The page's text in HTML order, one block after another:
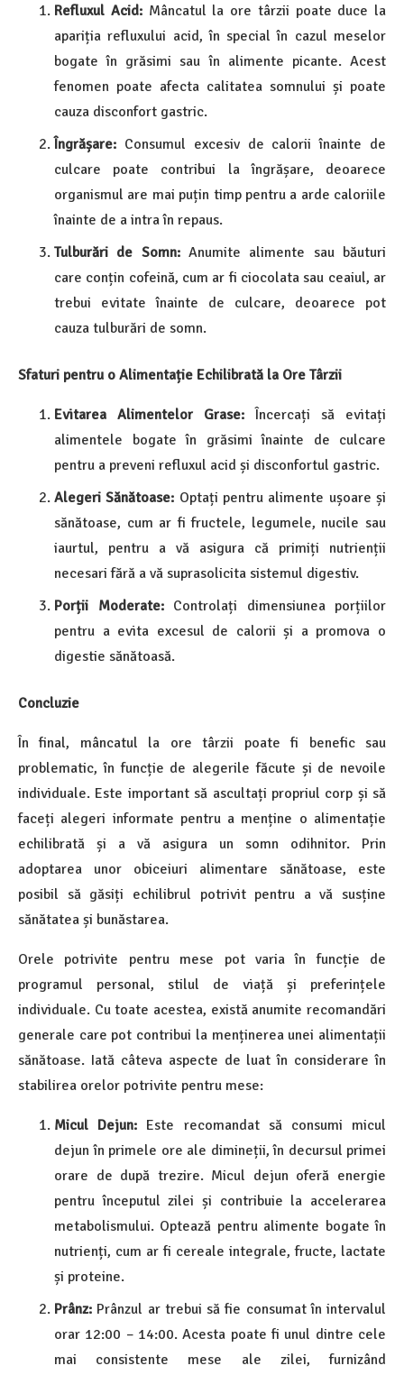
Refluxul Acid:Mâncatul la ore târzii poate duce la
apariția refluxului acid, în special în cazul meselor
bogate în grăsimi sau în alimente picante. Acest
fenomen poate afecta calitatea somnului și poate
cauza disconfort gastric.
Îngrășare: Consumul excesiv de calorii înainte de
culcare poate contribui la îngrășare, deoarece
organismul are mai puțin timp pentru a arde caloriile
înainte de a intra în repaus.
Tulburări de Somn:Anumite alimente sau băuturi
care conțin cofeină, cum ar fi ciocolata sau ceaiul, ar
trebui evitate înainte de culcare, deoarece pot
cauza tulburări de somn.
Sfaturi pentru o Alimentație Echilibrată la Ore Târzii
Evitarea Alimentelor Grase: Încercați să evitați
alimentele bogate în grăsimi înainte de culcare
pentru a preveni refluxul acid și disconfortul gastric.
Alegeri Sănătoase: Optați pentru alimente ușoare și
sănătoase, cum ar fi fructele, legumele, nucile sau
iaurtul, pentru a vă asigura că primiți nutrienții
necesari fără a vă suprasolicita sistemul digestiv.
Porții Moderate:Controlați dimensiunea porțiilor
pentru a evita excesul de calorii și a promova o
digestie sănătoasă.
Concluzie
În final, mâncatul la ore târzii poate fi benefic sau
problematic, în funcție de alegerile făcute și de nevoile
individuale. Este important să ascultați propriul corp și să
faceți alegeri informate pentru a menține o alimentație
echilibrată și a vă asigura un somn odihnitor. Prin
adoptarea unor obiceiuri alimentare sănătoase, este
posibil să găsiți echilibrul potrivit pentru a vă susține
sănătatea și bunăstarea.
Orele potrivite pentru mese pot varia în funcție de
programul personal, stilul de viață și preferințele
individuale. Cu toate acestea, există anumite recomandări
generale care pot contribui la menținerea unei alimentații
sănătoase. Iată câteva aspecte de luat în considerare în
stabilirea orelor potrivite pentru mese:
Micul Dejun: Este recomandat să consumi micul
dejun în primele ore ale dimineții, în decursul primei
orare de după trezire. Micul dejun oferă energie
pentru începutul zilei și contribuie la accelerarea
metabolismului. Optează pentru alimente bogate în
nutrienți, cum ar fi cereale integrale, fructe, lactate
și proteine.
Prânz: Prânzul ar trebui să fie consumat în intervalul
orar 12:00 – 14:00. Acesta poate fi unul dintre cele
mai consistente mese ale zilei, furnizând